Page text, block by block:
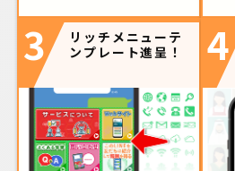
3
リッチメニューテ
ンプレート進呈！
4